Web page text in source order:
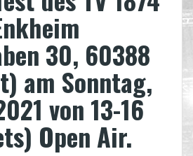
30, 60388
am Sonntag,
von 13-16
Open Air.